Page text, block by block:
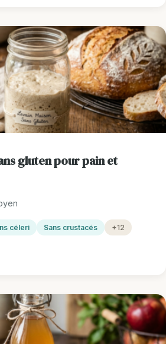
gluten pour pain et
céleri Sans crustacés +12